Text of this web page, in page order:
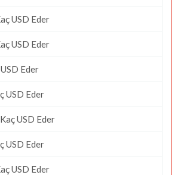
USD Eder
USD Eder
Eder
USD Eder
USD Eder
USD Eder
USD Eder